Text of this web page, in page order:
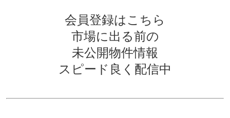
会員登録はこちら
市場に出る前の
未公開物件情報
スピード良く配信中